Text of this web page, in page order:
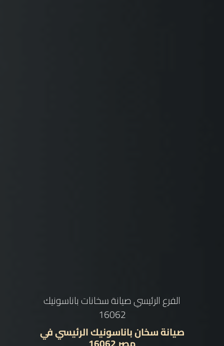
الفرع الرئيسي صيانة سخان باناسونيك
خدمة عملاء سخان باناسونيك الرئيسي
في مصر 16062